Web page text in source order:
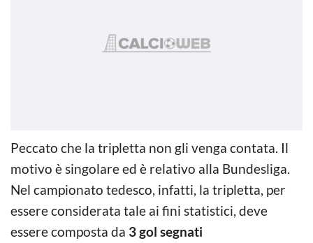
Peccato che la tripletta non gli venga contata. Il
motivo è singolare ed è relativo alla Bundesliga.
Nel campionato tedesco, infatti, la tripletta, per
essere considerata tale ai fini statistici, deve
essere composta da 3 gol segnati